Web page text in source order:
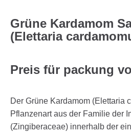
Grüne Kardamom
(Elettaria
Preis für packung
Der Grüne Kardamom (Elettaria
Pflanzenart aus der Familie der
(Zingiberaceae) innerhalb der